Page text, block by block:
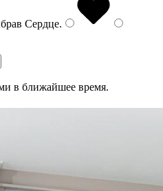
Сердце.
в ближайшее время.